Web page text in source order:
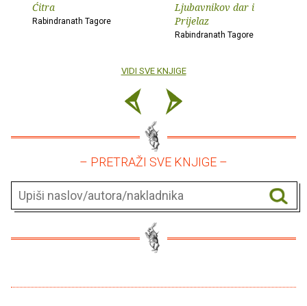
Ćitra
Rabindranath Tagore
Ljubavnikov dar i
Prijelaz
Rabindranath Tagore
VIDI SVE KNJIGE
– PRETRAŽI SVE KNJIGE –